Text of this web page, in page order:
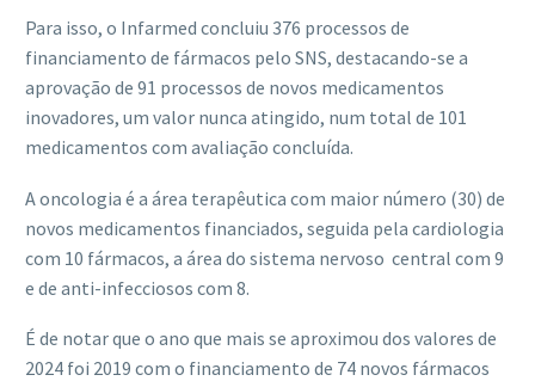
Para isso, o Infarmed concluiu 376 processos de
financiamento de fármacos pelo SNS, destacando-se a
aprovação de 91 processos de novos medicamentos
inovadores, um valor nunca atingido, num total de 101
medicamentos com avaliação concluída.
A oncologia é a área terapêutica com maior número (30) de
novos medicamentos financiados, seguida pela cardiologia
com 10 fármacos, a área do sistema nervoso central com 9
e de anti-infecciosos com 8.
É de notar que o ano que mais se aproximou dos valores de
2024 foi 2019 com o financiamento de 74 novos fármacos